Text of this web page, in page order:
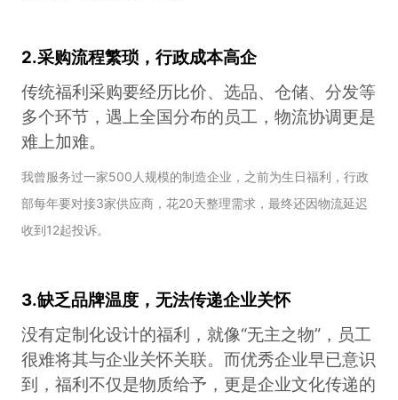
2.采购流程繁琐，行政成本高企
传统福利采购要经历比价、选品、仓储、分发等
多个环节，遇上全国分布的员工，物流协调更是
难上加难。
我曾服务过一家500人规模的制造企业，之前为生日福利，行政
部每年要对接3家供应商，花20天整理需求，最终还因物流延迟
收到12起投诉。
3.缺乏品牌温度，无法传递企业关怀
没有定制化设计的福利，就像“无主之物”，员工
很难将其与企业关怀关联。而优秀企业早已意识
到，福利不仅是物质给予，更是企业文化传递的